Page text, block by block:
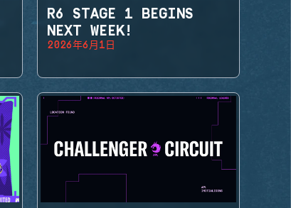
R6 STAGE 1 BEGINS
NEXT WEEK!
2026年6月1日